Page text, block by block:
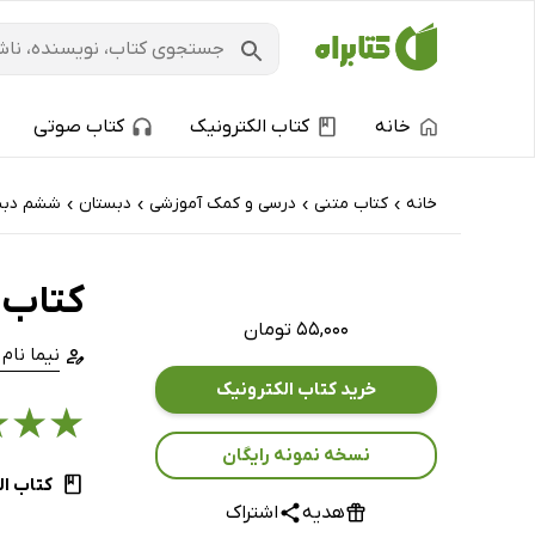
خانه کتاب الکترونیک کتاب صوتی
خانه › کتاب‌ متنی › درسی و کمک آموزشی › دبستان › ششم
۵۵,۰۰۰ تومان
خرید کتاب الکترونیک
نسخه نمونه رایگان
هدیه اشتراک
نیما
★
★
کتاب